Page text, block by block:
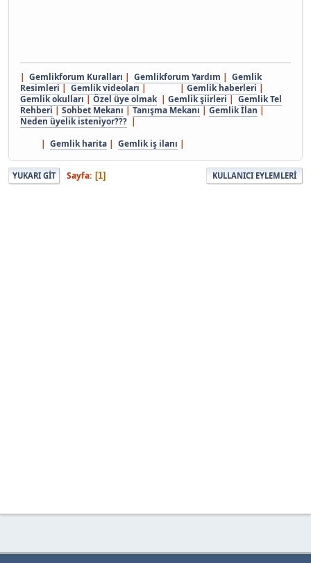
| Gemlikforum Kuralları | Gemlikforum Yardım | Gemlik
Resimleri | Gemlik videoları | | Gemlik haberleri |
Gemlik okulları | Özel üye olmak| Gemlik şiirleri | Gemlik Tel
Rehberi | Sohbet Mekanı | Tanışma Mekanı | Gemlik İlan |
Neden üyelik isteniyor??? |
| Gemlik harita | Gemlik iş ilanı |
YUKARI GIT Sayfa 1 KULLANICI EYLEMLERI